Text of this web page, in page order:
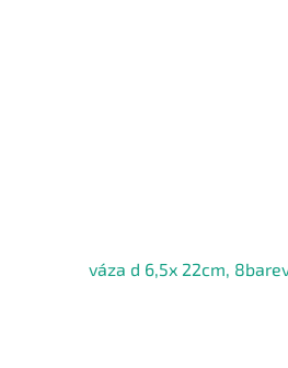
váza d 6,5x 22cm,